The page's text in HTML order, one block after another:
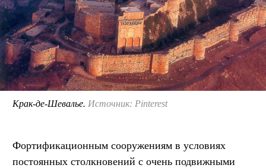
Крак-де-Шевалье. Источник: Pinterest
Фортификационным сооружениям в условиях
постоянных столкновений с очень подвижными